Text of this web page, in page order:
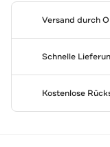
Versand durch
Schnelle
Kostenlose